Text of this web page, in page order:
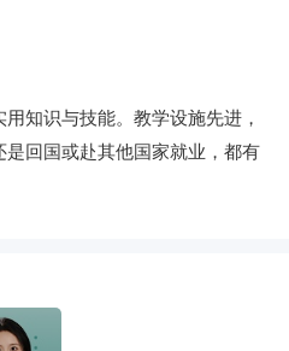
知识与技能。教学设施先进，
回国或赴其他国家就业，都有